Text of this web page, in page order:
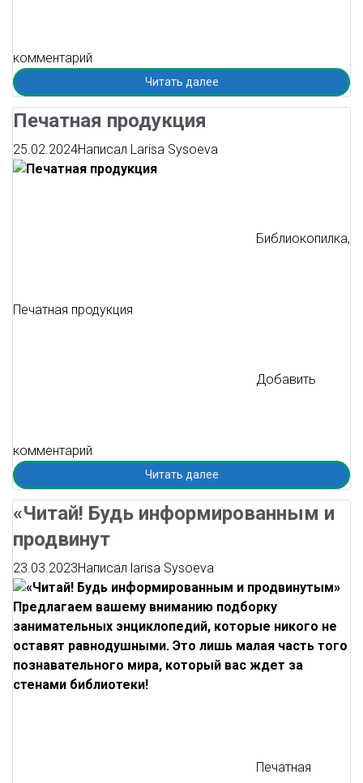
комментарий
Читать далее
Печатная продукция
25.02.2024Написал Larisa Sysoeva
Библиокопилка,
Печатная продукция
Добавить
комментарий
Читать далее
«Читай! Будь информированным и
продвинут
23.03.2023Написал larisa Sysoeva
Предлагаем вашему вниманию подборку
занимательных энциклопедий, которые никого не
оставят равнодушными. Это лишь малая часть того
познавательного мира, который вас ждет за
стенами библиотеки!
Печатная